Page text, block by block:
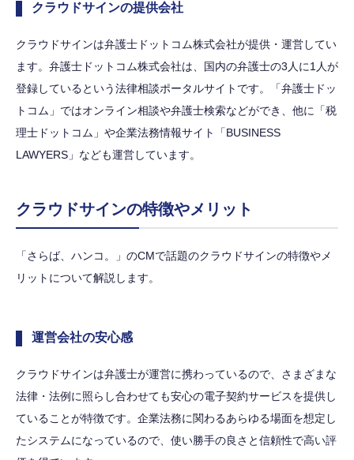
クラウドサインの提供会社
クラウドサインは弁護士ドットコム株式会社が提供・運営してい
ます。弁護士ドットコム株式会社は、国内の弁護士の3人に1人が
登録しているという法律相談ポータルサイトです。「弁護士ドッ
トコム」ではオンライン相談や弁護士検索などができ、他に「税
理士ドットコム」や企業法務情報サイト「BUSINESS
LAWYERS」なども運営しています。
クラウドサインの特徴やメリット
「さらば、ハンコ。」のCMで話題のクラウドサインの特徴やメ
リットについて解説します。
運営会社の安心感
クラウドサインは弁護士が運営に携わっているので、さまざまな
法律・法例に照らし合わせても安心の電子契約サービスを提供し
ていることが特徴です。企業法務に関わるあらゆる場面を想定し
たシステムになっているので、使い勝手の良さと信頼性で高い評